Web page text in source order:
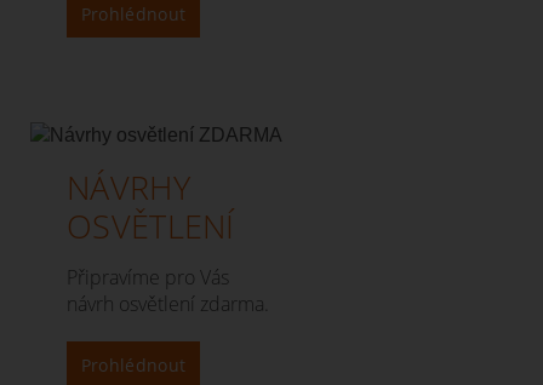
Prohlédnout
NÁVRHY
OSVĚTLENÍ
Připravíme pro Vás
návrh osvětlení zdarma.
Prohlédnout